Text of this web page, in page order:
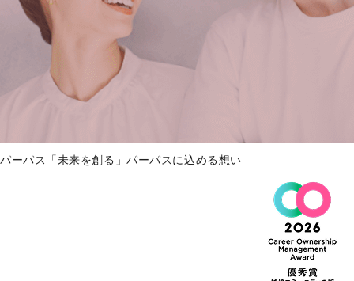
パーパス「未来を創る」パーパスに込める想い